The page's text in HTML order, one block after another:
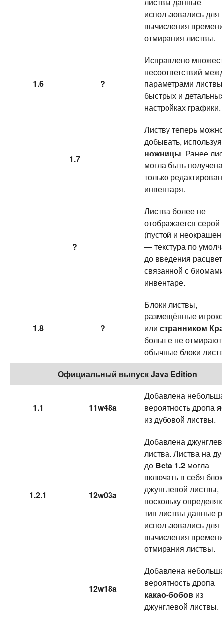
листвы данные
использовались для
вычисления
отмирания листвы.
1.6 ?
Исправлено
несоответствий
параметрами
быстрых и
настройках графики.
1.7
Листву теперь
добывать, используя
ножницы. Ранее
могла быть получена
только
инвентаря.
?
Листва более не
отображается серой
(пустой и
— текстура по
до введения
связанной с
инвентаре.
1.8 ?
Блоки листвы,
размещённые
или странником
больше не отмирают
обычные блоки
Официальный выпуск Java Edition
1.1 11w48a
Добавлена
вероятность дропа
из дубовой листвы.
1.2.1 12w03a
Добавлена
листва. Листва на
до Beta 1.2 могла
включать в себя
джунглевой листвы,
поскольку
тип листвы данные
использовались для
вычисления
отмирания листвы.
12w18a
Добавлена
вероятность дропа
какао-бобов из
джунглевой листвы.